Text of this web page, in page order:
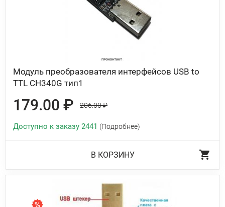
Модуль преобразователя интерфейсов USB to
TTL CH340G тип1
179.00 ₽ 206.00 ₽
Доступно к заказу 2441 (Подробнее)
В КОРЗИНУ